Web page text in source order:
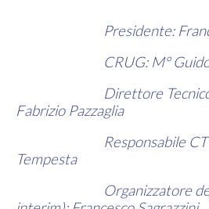
Presidente:
CRUG: M°
Direttore
Fabrizio Pazzaglia
Responsabile
Tempesta
Organizzatore